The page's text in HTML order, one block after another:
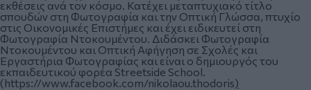
εκθέσεις ανά τον κόσμο. Κατέχει μεταπτυχιακό τίτλο
σπουδών στη Φωτογραφία και την Οπτική Γλώσσα, πτυχίο
στις Οικονομικές Επιστήμες και έχει ειδικευτεί στη
Φωτογραφία Ντοκουμέντου. Διδάσκει Φωτογραφία
Ντοκουμέντου και Οπτική Αφήγηση σε Σχολές και
Εργαστήρια Φωτογραφίας και είναι ο δημιουργός του
εκπαιδευτικού φορέα Streetside School.
(https://www.facebook.com/nikolaou.thodoris)